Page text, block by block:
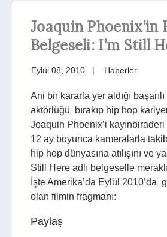
Joaquin Phoenix’in
Belgeseli: I’m Still
Eylül 08, 2010 Haberler
Ani bir kararla yer aldığı
aktörlüğü bırakıp hip hop
Joaquin Phoenix’i
12 ay boyunca kameralarla
hip hop dünyasına atılışını ve
Still Here adlı belgeselle
İşte Amerika’da Eylül 2010’da
olan filmin fragmanı:
Paylaş